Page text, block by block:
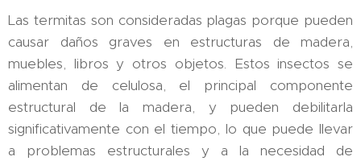
Las termitas son consideradas plagas porque pueden
causar daños graves en estructuras de madera,
muebles, libros y otros objetos. Estos insectos se
alimentan de celulosa, el principal componente
estructural de la madera, y pueden debilitarla
significativamente con el tiempo, lo que puede llevar
a problemas estructurales y a la necesidad de